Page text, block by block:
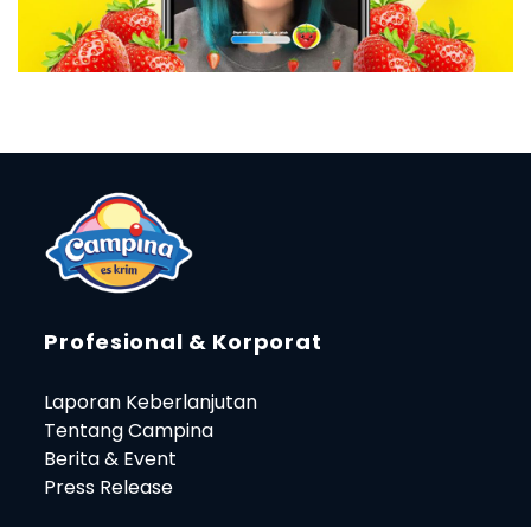
Profesional & Korporat
Laporan Keberlanjutan
Tentang Campina
Berita & Event
Press Release